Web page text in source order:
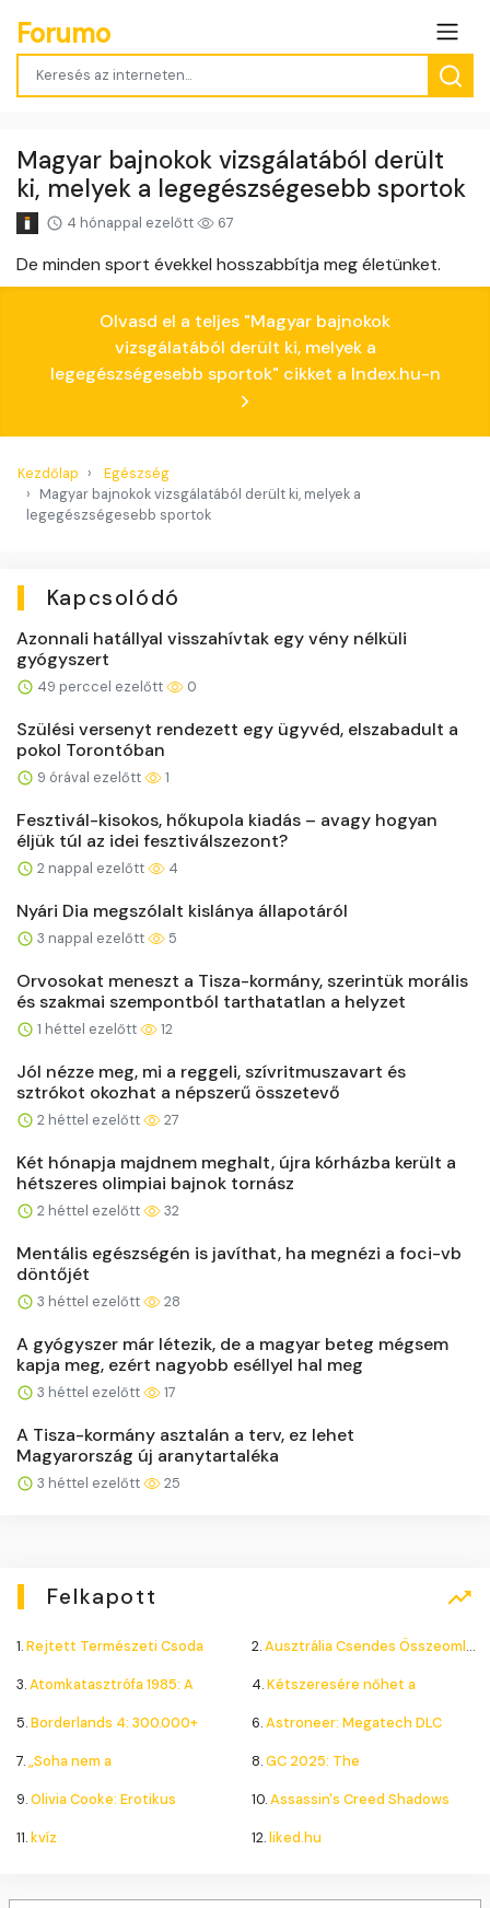
Forumo
Magyar bajnokok vizsgálatából derült
ki, melyek a legegészségesebb sportok
4 hónappal ezelőtt 67
De minden sport évekkel hosszabbítja meg életünket.
Olvasd el a teljes "Magyar bajnokok
vizsgálatából derült ki, melyek a
legegészségesebb sportok" cikket a Index.hu-n
Kezdőlap
Egészség
Magyar bajnokok vizsgálatából derült ki, melyek a
legegészségesebb sportok
Kapcsolódó
Azonnali hatállyal visszahívtak egy vény nélküli
gyógyszert
49 perccel ezelőtt 0
Szülési versenyt rendezett egy ügyvéd, elszabadult a
pokol Torontóban
9 órával ezelőtt 1
Fesztivál-kisokos, hőkupola kiadás – avagy hogyan
éljük túl az idei fesztiválszezont?
2 nappal ezelőtt 4
Nyári Dia megszólalt kislánya állapotáról
3 nappal ezelőtt 5
Orvosokat meneszt a Tisza-kormány, szerintük morális
és szakmai szempontból tarthatatlan a helyzet
1 héttel ezelőtt 12
Jól nézze meg, mi a reggeli, szívritmuszavart és
sztrókot okozhat a népszerű összetevő
2 héttel ezelőtt 27
Két hónapja majdnem meghalt, újra kórházba került a
hétszeres olimpiai bajnok tornász
2 héttel ezelőtt 32
Mentális egészségén is javíthat, ha megnézi a foci-vb
döntőjét
3 héttel ezelőtt 28
A gyógyszer már létezik, de a magyar beteg mégsem
kapja meg, ezért nagyobb eséllyel hal meg
3 héttel ezelőtt 17
A Tisza-kormány asztalán a terv, ez lehet
Magyarország új aranytartaléka
3 héttel ezelőtt 25
Felkapott
1.Rejtett Természeti Csoda 2.Ausztrália Csendes Összeomlása
3.Atomkatasztrófa 1985: A 4.Kétszeresére nőhet a
5.Borderlands 4: 300.000+ 6.Astroneer: Megatech DLC
7.„Soha nem a 8.GC 2025: The
9.Olivia Cooke: Erotikus 10.Assassin's Creed Shadows
11.kvíz 12.liked.hu